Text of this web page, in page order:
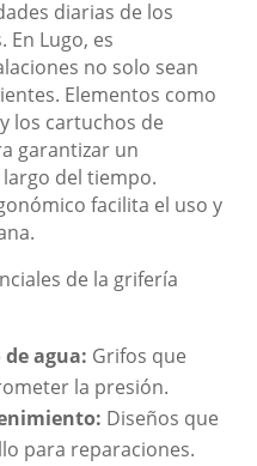
diarias de los
En Lugo, es
no solo sean
Elementos como
los cartuchos de
garantizar un
del tiempo.
facilita el uso y
de la grifería
agua: Grifos que
la presión.
Diseños que
para reparaciones.